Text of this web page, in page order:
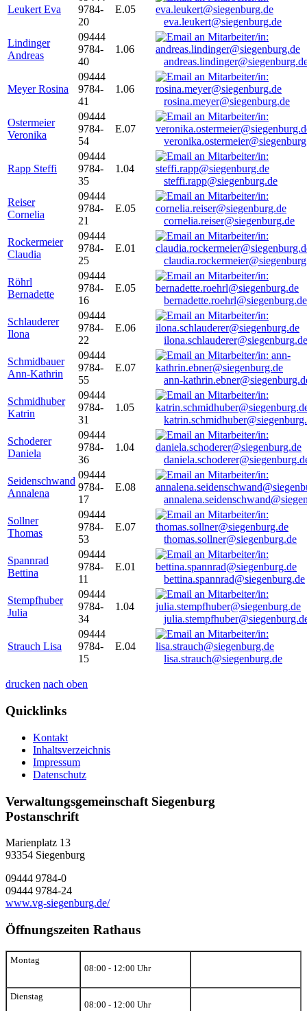
Leukert Eva
9784-
20
E.05
eva.leukert@siegenburg.de
Lindinger
Andreas
09444
9784-
40
1.06
Meyer Rosina
09444
9784-
41
1.06
rosina.meyer@siegenburg.de
Ostermeier
Veronika
09444
9784-
54
E.07
Rapp Steffi
09444
9784-
35
1.04
steffi.rapp@siegenburg.de
Reiser
Cornelia
09444
9784-
21
E.05
cornelia.reiser@siegenburg.de
Rockermeier
Claudia
09444
9784-
25
E.01
Röhrl
Bernadette
09444
9784-
16
E.05
bernadette.roehrl@siegenburg.de
Schlauderer
Ilona
09444
9784-
22
E.06
ilona.schlauderer@siegenburg.de
Schmidbauer
Ann-Kathrin
09444
9784-
55
E.07
ann-
Schmidhuber
Katrin
09444
9784-
31
1.05
Schoderer
Daniela
09444
9784-
36
1.04
Seidenschwand
Annalena
09444
9784-
17
E.08
Sollner
Thomas
09444
9784-
53
E.07
thomas.sollner@siegenburg.de
Spannrad
Bettina
09444
9784-
11
E.01
bettina.spannrad@siegenburg.de
Stempfhuber
Julia
09444
9784-
34
1.04
Strauch Lisa
09444
9784-
15
E.04
lisa.strauch@siegenburg.de
drucken nach oben
Quicklinks
Kontakt
Inhaltsverzeichnis
Impressum
Datenschutz
Verwaltungsgemeinschaft Siegenburg
Postanschrift
Marienplatz 13
93354 Siegenburg
09444 9784-0
09444 9784-24
www.vg-siegenburg.de/
Öffnungszeiten Rathaus
Montag
08:00 - 12:00 Uhr
Dienstag
08:00 - 12:00 Uhr